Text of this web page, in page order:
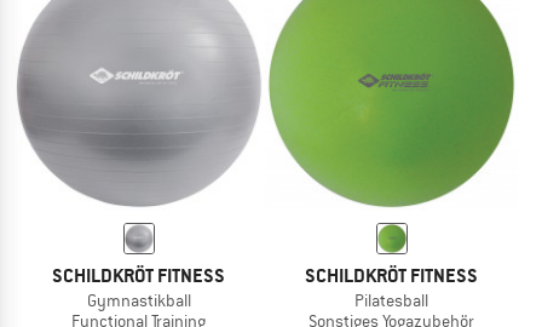
SCHILDKRÖT FITNESS
Gymnastikball
Functional Training
SCHILDKRÖT FITNESS
Pilatesball
Sonstiges Yogazubehör